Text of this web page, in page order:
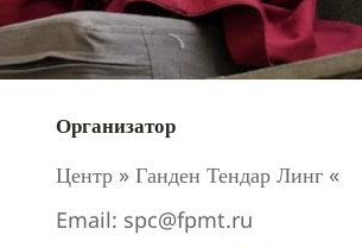
Организатор
Центр » Ганден Тендар Линг «
Email: spc@fpmt.ru